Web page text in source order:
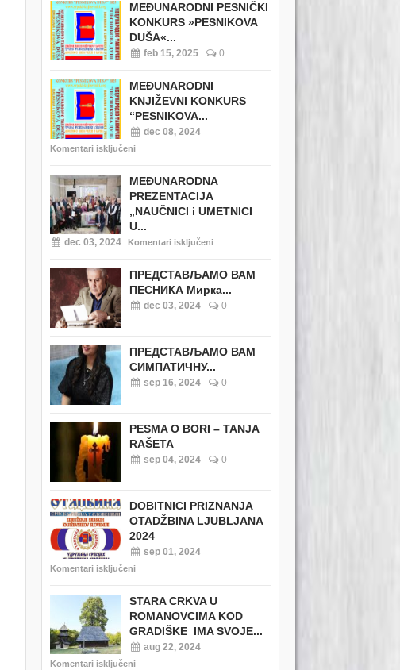
MEĐUNARODNI PESNIČKI
KONKURS »PESNIKOVA
DUŠA«...
feb 15, 2025 0
MEĐUNARODNI
KNJIŽEVNI KONKURS
“PESNIKOVA...
dec 08, 2024
Komentari isključeni
MEĐUNARODNA
PREZENTACIJA
„NAUČNICI i UMETNICI
U...
dec 03, 2024 Komentari isključeni
ПРЕДСТАВЉАМО ВАМ
ПЕСНИКА Мирка...
dec 03, 2024 0
ПРЕДСТАВЉАМО ВАМ
СИМПАТИЧНУ...
sep 16, 2024 0
PESMA O BORI – TANJA
RAŠETA
sep 04, 2024 0
DOBITNICI PRIZNANJA
OTADŽBINA LJUBLJANA
2024
sep 01, 2024
Komentari isključeni
STARA CRKVA U
ROMANOVCIMA KOD
GRADIŠKE IMA SVOJE...
aug 22, 2024
Komentari isključeni